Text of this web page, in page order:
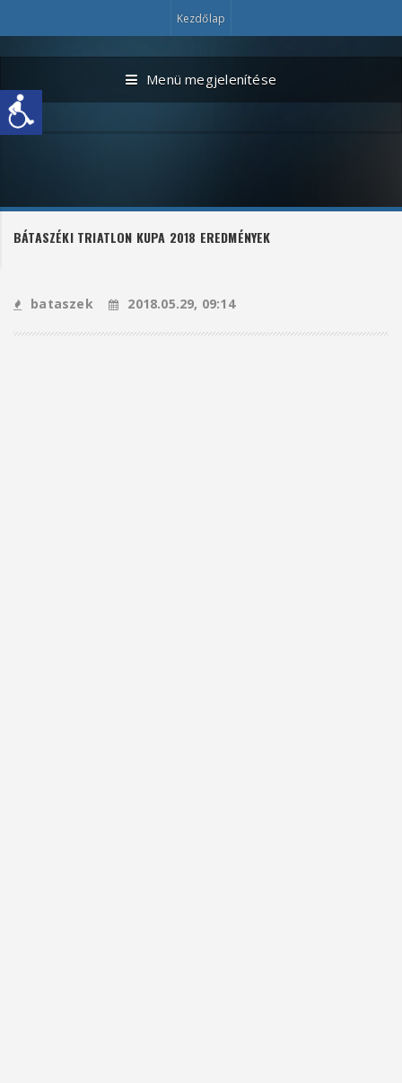
Kezdőlap
Menü megjelenítése
BÁTASZÉKI TRIATLON KUPA 2018 EREDMÉNYEK
bataszek 2018.05.29, 09:14